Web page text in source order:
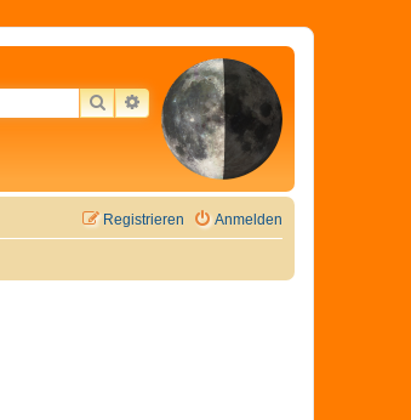
SUCHEERWEITERTE SUCHE
Anmelden
Registrieren